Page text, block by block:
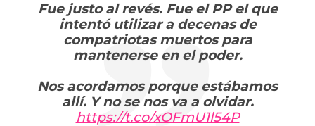
Fue justo al revés. Fue el PP el que
intentó utilizar a decenas de
compatriotas muertos para
mantenerse en el poder.
Nos acordamos porque estábamos
allí. Y no se nos va a olvidar.
https://t.co/xOFmU1l54P